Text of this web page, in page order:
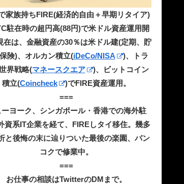
家族持ちFIRE(経済的自由＋早期リタイア)
駐在時の超円高(88円)で米ドル資産運用開
在は、金融資産の30％は米ドル建(定期、貯
険)、オルカン積立(iDeCo/NISA
)、トラ
界戦略(マネースクエア
)、ビットコイン
積立(Coincheck
)でFIRE資産運用。
===
ーヨーク、シンガポール・香港での海外駐
資系IT企業を経て、FIREしタイ移住。幾多
と後悔の末に辿りついた最後の楽園、バン
コクで修業中。
===
お仕事の相談はTwitterのDMまで。